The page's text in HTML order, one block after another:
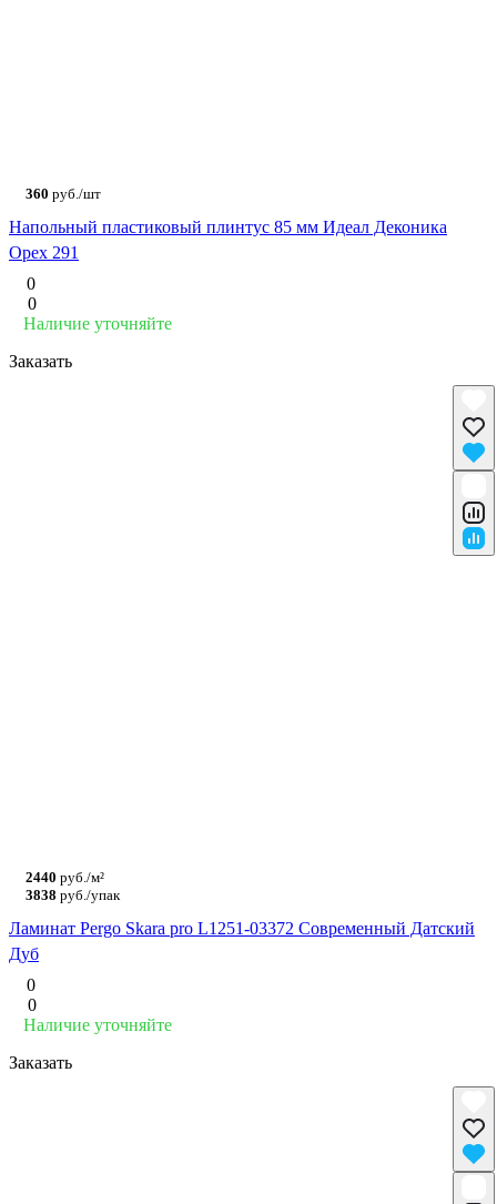
360 руб./шт
Напольный пластиковый плинтус 85 мм Идеал Деконика
Орех 291
0
0
Наличие уточняйте
Заказать
2440 руб./м²
3838 руб./упак
Ламинат Pergo Skara pro L1251-03372 Современный Датский
Дуб
0
0
Наличие уточняйте
Заказать